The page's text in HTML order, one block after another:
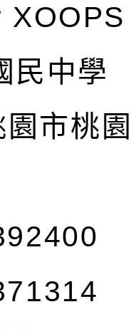
XOOPS
民中學
市桃